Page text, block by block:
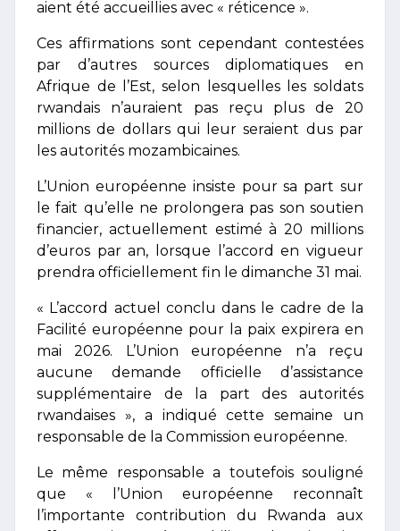
aient été accueillies avec « réticence ».
Ces affirmations sont cependant contestées
par d’autres sources diplomatiques en
Afrique de l’Est, selon lesquelles les soldats
rwandais n’auraient pas reçu plus de 20
millions de dollars qui leur seraient dus par
les autorités mozambicaines.
L’Union européenne insiste pour sa part sur
le fait qu’elle ne prolongera pas son soutien
financier, actuellement estimé à 20 millions
d’euros par an, lorsque l’accord en vigueur
prendra officiellement fin le dimanche 31 mai.
« L’accord actuel conclu dans le cadre de la
Facilité européenne pour la paix expirera en
mai 2026. L’Union européenne n’a reçu
aucune demande officielle d’assistance
supplémentaire de la part des autorités
rwandaises », a indiqué cette semaine un
responsable de la Commission européenne.
Le même responsable a toutefois souligné
que « l’Union européenne reconnaît
l’importante contribution du Rwanda aux